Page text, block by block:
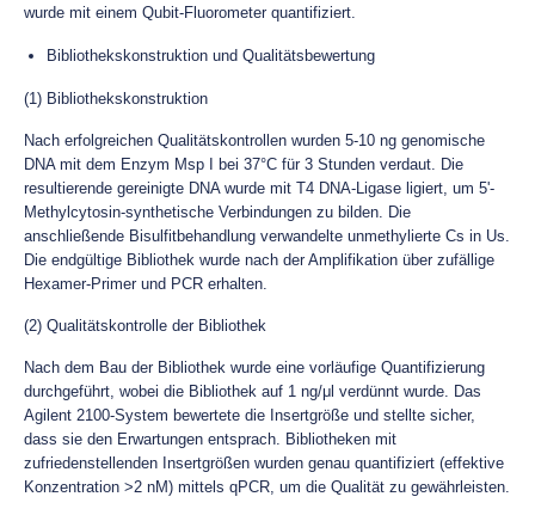
wurde mit einem Qubit-Fluorometer quantifiziert.
Bibliothekskonstruktion und Qualitätsbewertung
(1) Bibliothekskonstruktion
Nach erfolgreichen Qualitätskontrollen wurden 5-10 ng genomische
DNA mit dem Enzym Msp I bei 37°C für 3 Stunden verdaut. Die
resultierende gereinigte DNA wurde mit T4 DNA-Ligase ligiert, um 5'-
Methylcytosin-synthetische Verbindungen zu bilden. Die
anschließende Bisulfitbehandlung verwandelte unmethylierte Cs in Us.
Die endgültige Bibliothek wurde nach der Amplifikation über zufällige
Hexamer-Primer und PCR erhalten.
(2) Qualitätskontrolle der Bibliothek
Nach dem Bau der Bibliothek wurde eine vorläufige Quantifizierung
durchgeführt, wobei die Bibliothek auf 1 ng/μl verdünnt wurde. Das
Agilent 2100-System bewertete die Insertgröße und stellte sicher,
dass sie den Erwartungen entsprach. Bibliotheken mit
zufriedenstellenden Insertgrößen wurden genau quantifiziert (effektive
Konzentration >2 nM) mittels qPCR, um die Qualität zu gewährleisten.